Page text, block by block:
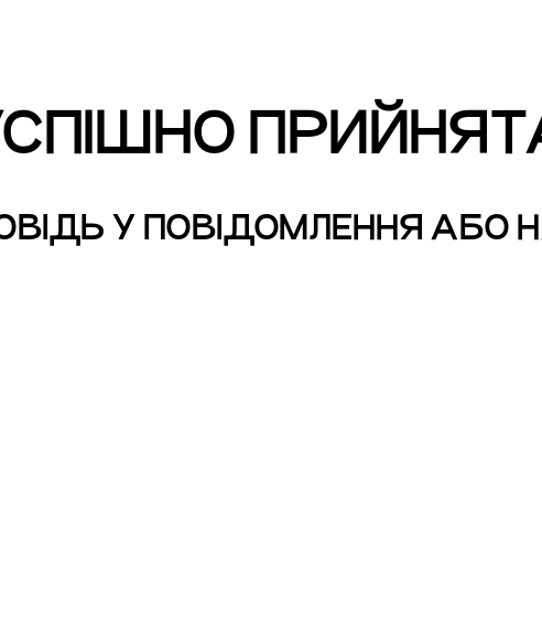
У ПОВІДОМЛЕННЯ АБО